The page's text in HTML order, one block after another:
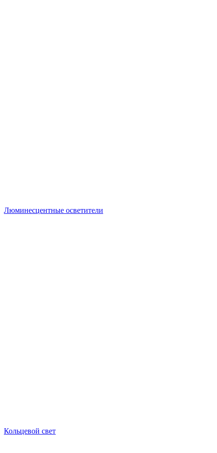
Люминесцентные осветители
Кольцевой свет